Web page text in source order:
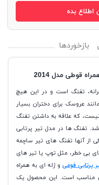
بده
بازخوردها
قوطی مدل 2014
تفنگ است و در این هیچ
عروسک برای دختران بسیار
که علاقه به داشتن تفنگ
تفنگ ها در مدل تیر پرتابی
از آنها تفنگ های تیر ساچمه
بی خطر، مثل توپ یا تیر های
پرتابی فومیو ژله ای به همراه
برای بعد از 14 سالگی مناسب است. این محصول یک